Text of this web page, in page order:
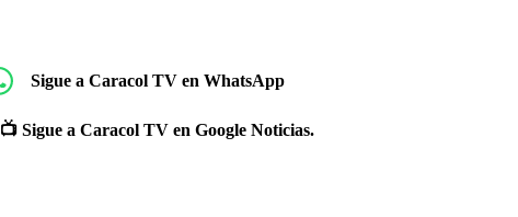
Sigue a Caracol TV en WhatsApp
📺 Sigue a Caracol TV en Google Noticias.